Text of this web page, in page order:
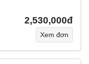
2,530,000đ
Xem đơn